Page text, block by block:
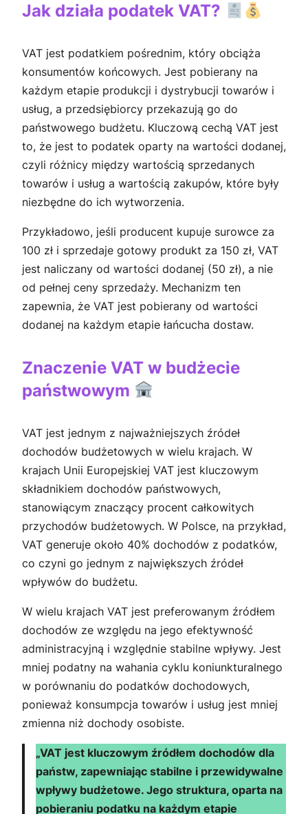
Jak działa podatek VAT?
VAT jest podatkiem pośrednim, który obciąża
konsumentów końcowych. Jest pobierany na
każdym etapie produkcji i dystrybucji towarów i
usług, a przedsiębiorcy przekazują go do
państwowego budżetu. Kluczową cechą VAT jest
to, że jest to podatek oparty na wartości dodanej,
czyli różnicy między wartością sprzedanych
towarów i usług a wartością zakupów, które były
niezbędne do ich wytworzenia.
Przykładowo, jeśli producent kupuje surowce za
100 zł i sprzedaje gotowy produkt za 150 zł, VAT
jest naliczany od wartości dodanej (50 zł), a nie
od pełnej ceny sprzedaży. Mechanizm ten
zapewnia, że VAT jest pobierany od wartości
dodanej na każdym etapie łańcucha dostaw.
Znaczenie VAT w budżecie
państwowym
VAT jest jednym z najważniejszych źródeł
dochodów budżetowych w wielu krajach. W
krajach Unii Europejskiej VAT jest kluczowym
składnikiem dochodów państwowych,
stanowiącym znaczący procent całkowitych
przychodów budżetowych. W Polsce, na przykład,
VAT generuje około 40% dochodów z podatków,
co czyni go jednym z największych źródeł
wpływów do budżetu.
W wielu krajach VAT jest preferowanym źródłem
dochodów ze względu na jego efektywność
administracyjną i względnie stabilne wpływy. Jest
mniej podatny na wahania cyklu koniunkturalnego
w porównaniu do podatków dochodowych,
ponieważ konsumpcja towarów i usług jest mniej
zmienna niż dochody osobiste.
„VAT jest kluczowym źródłem dochodów dla
państw, zapewniając stabilne i przewidywalne
wpływy budżetowe. Jego struktura, oparta na
pobieraniu podatku na każdym etapie